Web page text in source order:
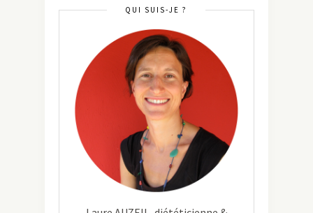
QUI SUIS-JE ?